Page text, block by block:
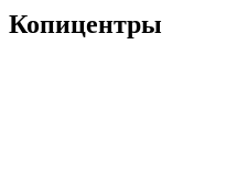
планирования или в качестве
Копицентры